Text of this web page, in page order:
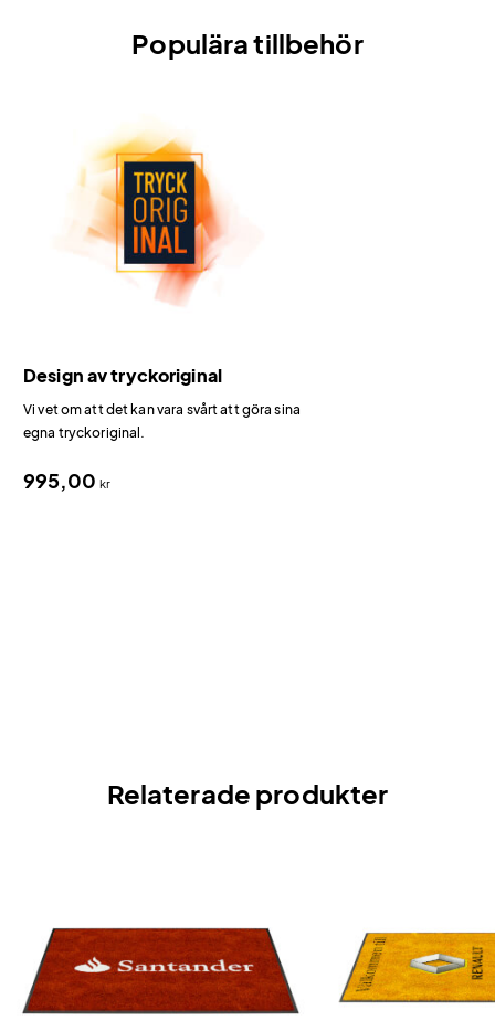
Populära tillbehör
Design av tryckoriginal
Vi vet om att det kan vara svårt att göra sina
egna tryckoriginal.
995,00 kr
Relaterade produkter